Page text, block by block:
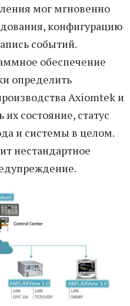
мог мгновенно
конфигурацию
событий.
обеспечение
определить
Axiomtek и
состояние, статус
и системы в целом.
нестандартное